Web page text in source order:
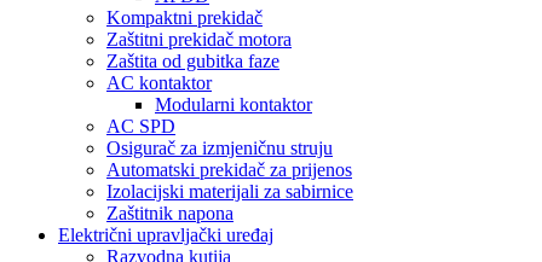
Kompaktni prekidač
Zaštitni prekidač motora
Zaštita od gubitka faze
AC kontaktor
Modularni kontaktor
AC SPD
Osigurač za izmjeničnu struju
Automatski prekidač za prijenos
Izolacijski materijali za sabirnice
Zaštitnik napona
Električni upravljački uređaj
Razvodna kutija